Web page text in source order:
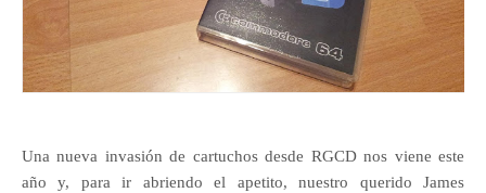
Una nueva invasión de cartuchos desde RGCD nos viene este
año y, para ir abriendo el apetito, nuestro querido James